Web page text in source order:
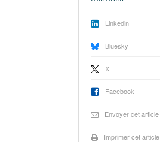
Linkedin
Bluesky
X
Facebook
Envoyer cet article
Imprimer cet article